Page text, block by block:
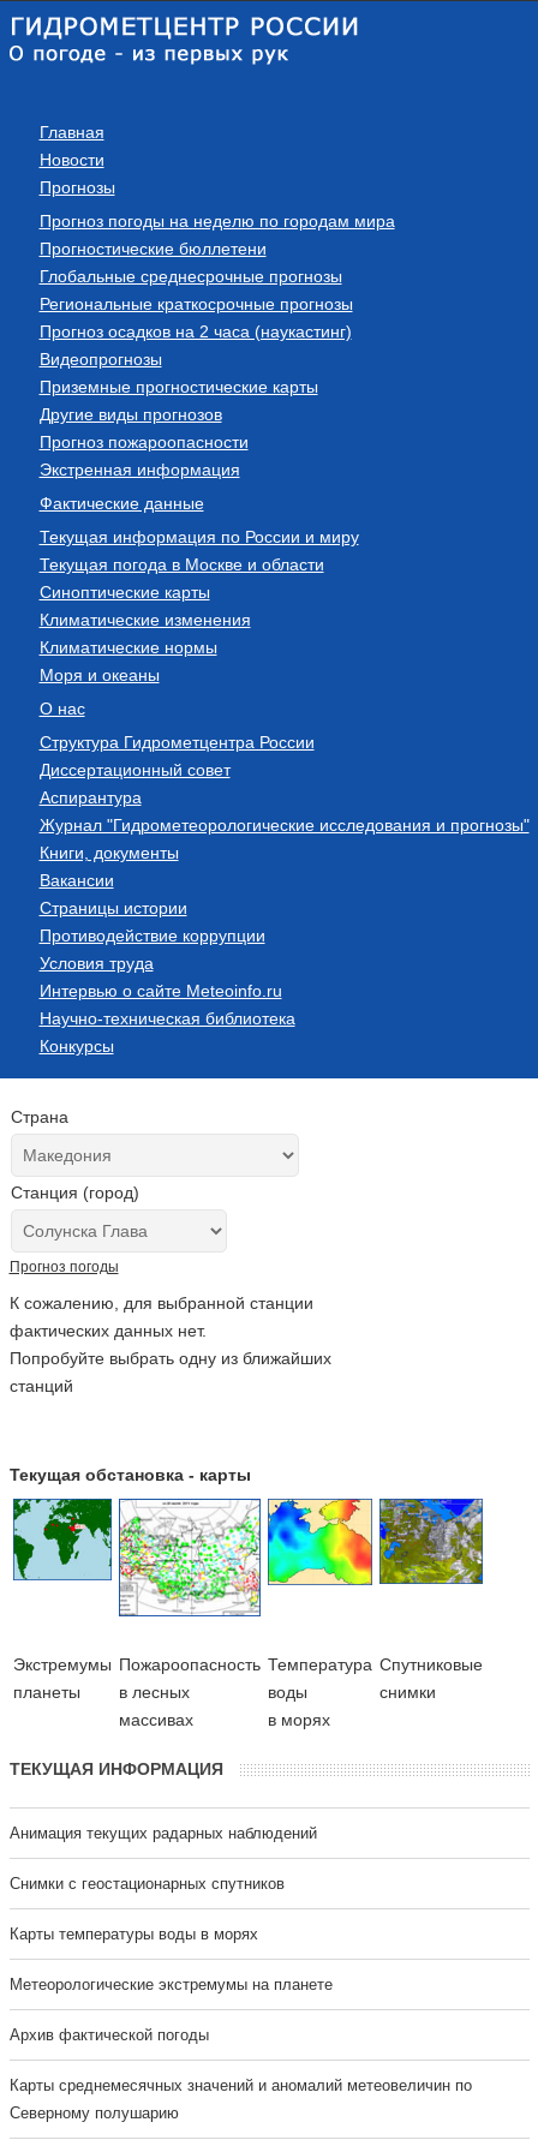
Главная
Новости
Прогнозы
Прогноз погоды на неделю по городам мира
Прогностические бюллетени
Глобальные среднесрочные прогнозы
Региональные краткосрочные прогнозы
Прогноз осадков на 2 часа (наукастинг)
Видеопрогнозы
Приземные прогностические карты
Другие виды прогнозов
Прогноз пожароопасности
Экстренная информация
Фактические данные
Текущая информация по России и миру
Текущая погода в Москве и области
Синоптические карты
Климатические изменения
Климатические нормы
Моря и океаны
О нас
Структура Гидрометцентра России
Диссертационный совет
Аспирантура
Журнал "Гидрометеорологические исследования и прогнозы"
Книги, документы
Вакансии
Страницы истории
Противодействие коррупции
Условия труда
Интервью о сайте Meteoinfo.ru
Научно-техническая библиотека
Конкурсы
Страна
Станция (город)
Прогноз погоды
К сожалению, для выбранной станции
фактических данных нет.
Попробуйте выбрать одну из ближайших
станций
Текущая обстановка - карты
Экстремумы
планеты
Пожароопасность
в лесных
массивах
Температура
воды
в морях
Cпутниковые
снимки
ТЕКУЩАЯ ИНФОРМАЦИЯ
Анимация текущих радарных наблюдений
Cнимки с геостационарных спутников
Карты температуры воды в морях
Метеорологические экстремумы на планете
Архив фактической погоды
Карты среднемесячных значений и аномалий метеовеличин по
Северному полушарию